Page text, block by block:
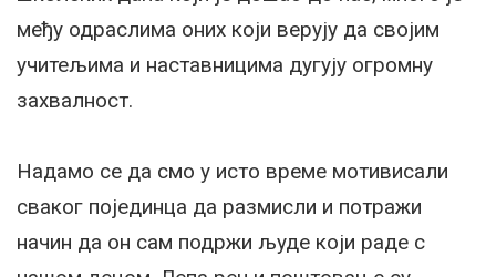
међу одраслима оних који верују да својим
учитељима и наставницима дугују огромну
захвалност.
Надамо се да смо у исто време мотивисали
сваког појединца да размисли и потражи
начин да он сам подржи људе који раде с